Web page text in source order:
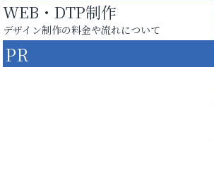
WEB・DTP制作
デザイン制作の料金や流れについて
PR